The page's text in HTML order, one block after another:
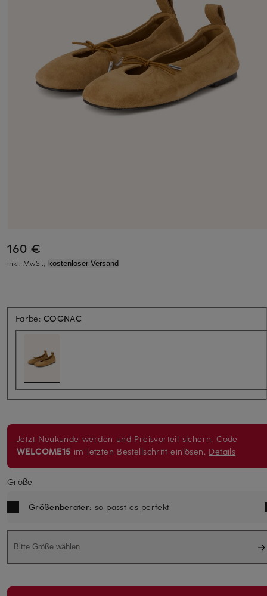
160 €
inkl. MwSt., kostenloser Versand
Farbe:COGNAC
Jetzt Neukunde werden und Preisvorteil sichern. Code
WELCOME15 im letzten Bestellschritt einlösen. Details
Größe
Größenberater: so passt es perfekt
Bitte Größe wählen